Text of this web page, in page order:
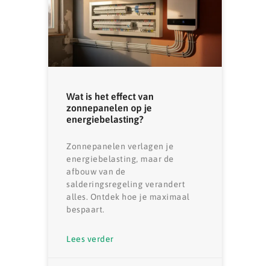
Wat is het effect van
zonnepanelen op je
energiebelasting?
Zonnepanelen verlagen je
energiebelasting, maar de
afbouw van de
salderingsregeling verandert
alles. Ontdek hoe je maximaal
bespaart.
Lees verder